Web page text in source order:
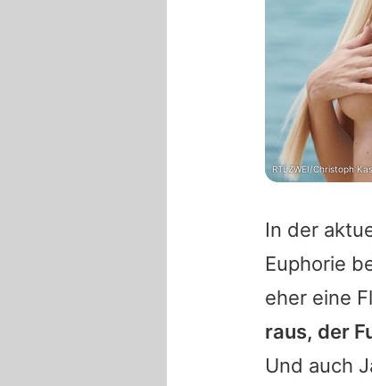
In der
Euphorie
eher eine
raus, der
Und auch
RTLZWEI/Christoph